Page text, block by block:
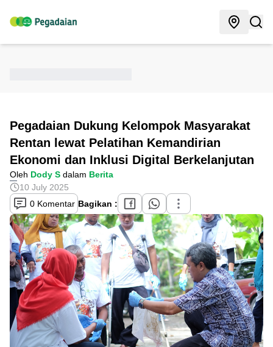
Pegadaian Dukung Kelompok Masyarakat
Rentan lewat Pelatihan Kemandirian
Ekonomi dan Inklusi Digital Berkelanjutan
Oleh Dody S dalam Berita
10 July 2025
0 Komentar Bagikan :